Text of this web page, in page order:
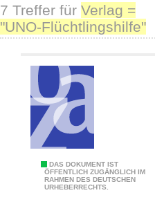
7 Treffer für Verlag =
"UNO-Flüchtlingshilfe"
DAS DOKUMENT IST
ÖFFENTLICH ZUGÄNGLICH IM
RAHMEN DES DEUTSCHEN
URHEBERRECHTS.